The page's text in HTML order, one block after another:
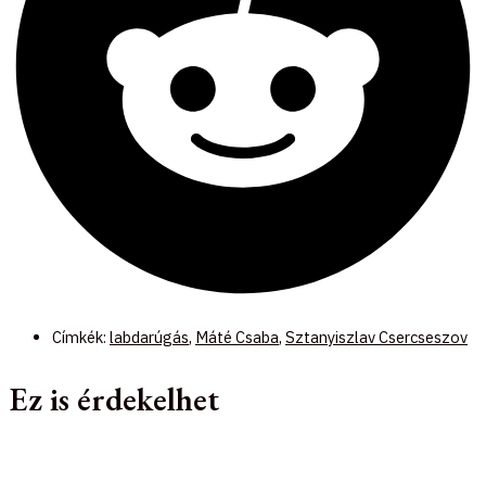
Címkék: labdarúgás, Máté Csaba, Sztanyiszlav Csercseszov
Ez is érdekelhet